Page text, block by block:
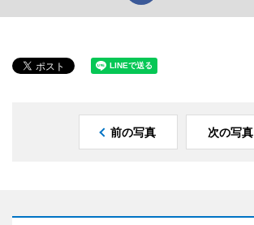
前の写真 次の写真